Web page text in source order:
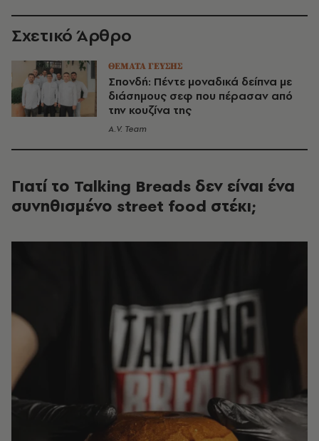
Σχετικό Άρθρο
ΘΕΜΑΤΑ ΓΕΥΣΗΣ
Σπονδή: Πέντε μοναδικά δείπνα με
διάσημους σεφ που πέρασαν από
την κουζίνα της
A.V. Team
Γιατί το Talking Breads δεν είναι ένα
συνηθισμένο street food στέκι;